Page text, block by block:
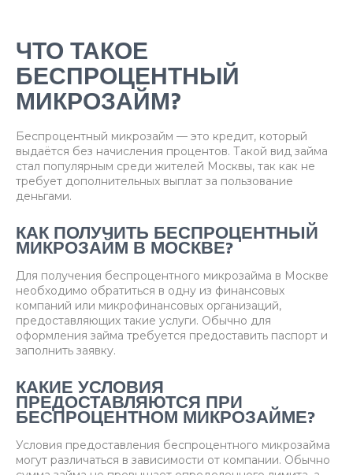
ЧТО ТАКОЕ
БЕСПРОЦЕНТНЫЙ
МИКРОЗАЙМ?
Беспроцентный микрозайм — это кредит, который
выдаётся без начисления процентов. Такой вид займа
стал популярным среди жителей Москвы, так как не
требует дополнительных выплат за пользование
деньгами.
КАК ПОЛУЧИТЬ БЕСПРОЦЕНТНЫЙ
МИКРОЗАЙМ В МОСКВЕ?
Для получения беспроцентного микрозайма в Москве
необходимо обратиться в одну из финансовых
компаний или микрофинансовых организаций,
предоставляющих такие услуги. Обычно для
оформления займа требуется предоставить паспорт и
заполнить заявку.
КАКИЕ УСЛОВИЯ
ПРЕДОСТАВЛЯЮТСЯ ПРИ
БЕСПРОЦЕНТНОМ МИКРОЗАЙМЕ?
Условия предоставления беспроцентного микрозайма
могут различаться в зависимости от компании. Обычно